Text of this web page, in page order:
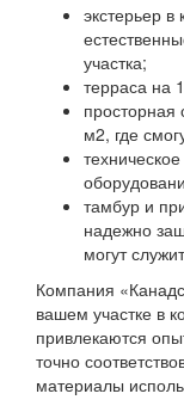
экстерьер
участка;
терраса на
просторная
м2, где
тамбур и
надежно
могут
Компания
вашем участке в
привлекаются
точно
материалы